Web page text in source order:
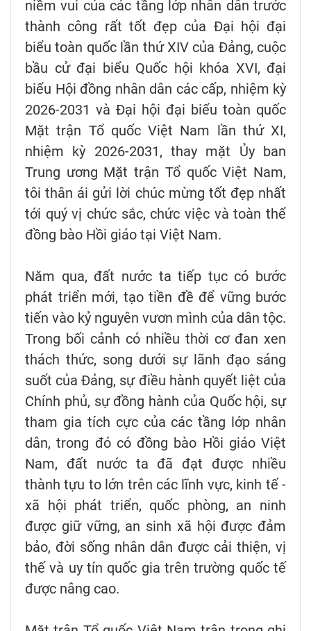
niềm vui của các tầng lớp nhân dân trước
thành công rất tốt đẹp của Đại hội đại
biểu toàn quốc lần thứ XIV của Đảng, cuộc
bầu cử đại biểu Quốc hội khóa XVI, đại
biểu Hội đồng nhân dân các cấp, nhiệm kỳ
2026-2031 và Đại hội đại biểu toàn quốc
Mặt trận Tổ quốc Việt Nam lần thứ XI,
nhiệm kỳ 2026-2031, thay mặt Ủy ban
Trung ương Mặt trận Tổ quốc Việt Nam,
tôi thân ái gửi lời chúc mừng tốt đẹp nhất
tới quý vị chức sắc, chức việc và toàn thể
đồng bào Hồi giáo tại Việt Nam.
Năm qua, đất nước ta tiếp tục có bước
phát triển mới, tạo tiền đề để vững bước
tiến vào kỷ nguyên vươn mình của dân tộc.
Trong bối cảnh có nhiều thời cơ đan xen
thách thức, song dưới sự lãnh đạo sáng
suốt của Đảng, sự điều hành quyết liệt của
Chính phủ, sự đồng hành của Quốc hội, sự
tham gia tích cực của các tầng lớp nhân
dân, trong đó có đồng bào Hồi giáo Việt
Nam, đất nước ta đã đạt được nhiều
thành tựu to lớn trên các lĩnh vực, kinh tế -
xã hội phát triển, quốc phòng, an ninh
được giữ vững, an sinh xã hội được đảm
bảo, đời sống nhân dân được cải thiện, vị
thế và uy tín quốc gia trên trường quốc tế
được nâng cao.